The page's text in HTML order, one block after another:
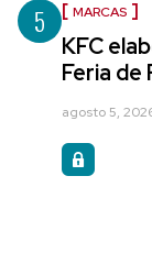
5 MARCAS
KFC
Feria de
agosto 5,